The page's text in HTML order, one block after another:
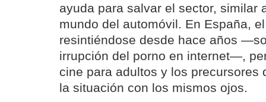
ayuda para salvar el sector, similar
mundo del automóvil. En España,
resintiéndose desde hace años
irrupción del porno en internet—,
cine para adultos y los precursores
la situación con los mismos ojos.